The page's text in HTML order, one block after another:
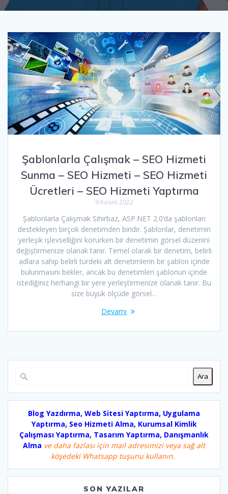
Şablonlarla Çalışmak – SEO Hizmeti
Sunma – SEO Hizmeti – SEO Hizmeti
Ücretleri – SEO Hizmeti Yaptırma
9 Kasım 2022
Şablonlarla Çalışmak Sihirbaz, ASP.NET 2.0’da şablonları
destekleyen birçok denetimden biridir. Şablonlar, denetimin
yerleşik işlevselliğini korurken bir denetimin görsel düzenini
değiştirmenize olanak tanır. Temel olarak bir denetim, belirli
adlara sahip belirli türdeki alt denetimlerin bir şablon içinde
bulunmasını bekler, ancak bu denetimleri şablonun içinde
istediğiniz herhangi bir yere yerleştirmenize olanak tanır. Bu
size büyük ölçüde görsel…
Devamı
Ara
Blog Yazdırma, Web Sitesi Yaptırma, Uygulama
Yaptırma, Seo Hizmeti Alma, Kurumsal Kimlik
Çalışması Yaptırma, Tasarım Yaptırma, Danışmanlık
Alma ve daha fazlası için mail adresimizi veya sağ alt
köşedeki Whatsapp tuşunu kullanın.
SON YAZILAR